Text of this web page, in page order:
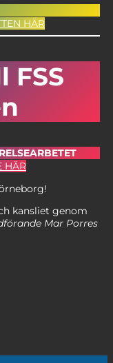
HÄR
FSS
HÄR
kansliet genom
Mar Porres